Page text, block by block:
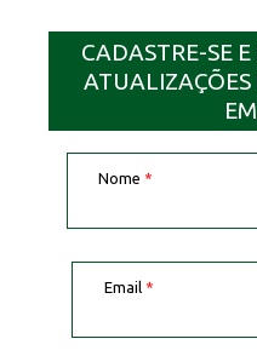
CADASTRE-SE
ATUALIZAÇÕES
Nome *
Email *